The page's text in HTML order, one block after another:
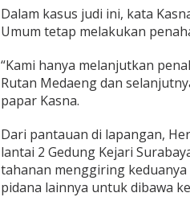
Dalam kasus judi ini, kata
Umum tetap melakukan
“Kami hanya melanjutkan
Rutan Medaeng dan
papar Kasna.
Dari pantauan di lapangan,
lantai 2 Gedung Kejari
tahanan menggiring
pidana lainnya untuk dibawa